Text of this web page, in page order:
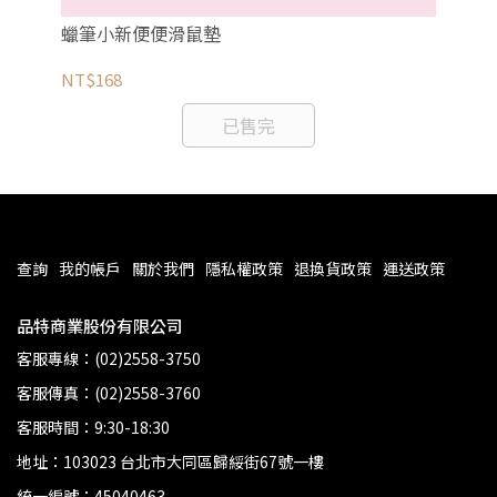
蠟筆小新便便滑鼠墊
NT$168
已售完
查詢 我的帳戶 關於我們 隱私權政策 退換貨政策 運送政策
品特商業股份有限公司
客服專線：(02)2558-3750
客服傳真：(02)2558-3760
客服時間：9:30-18:30
地址：103023 台北市大同區歸綏街67號一樓